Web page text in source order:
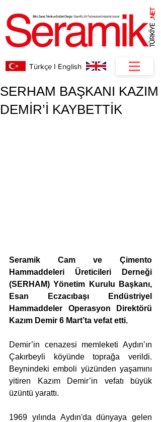
.
NET
Türkçe I English
SERHAM BAŞKANI KAZIM
DEMİR’İ KAYBETTİK
Seramik Cam ve Çimento
Hammaddeleri Üreticileri Derneği
(SERHAM) Yönetim Kurulu Başkanı,
Esan Eczacıbaşı Endüstriyel
Hammaddeler Operasyon Direktörü
Kazım Demir 6 Mart’ta vefat etti.
Demir’in cenazesi memleketi Aydın’ın
Çakırbeyli köyünde toprağa verildi.
Beynindeki emboli yüzünden yaşamını
yitiren Kazım Demir’in vefatı büyük
üzüntü yarattı.
1969 yılında Aydın'da dünyaya gelen